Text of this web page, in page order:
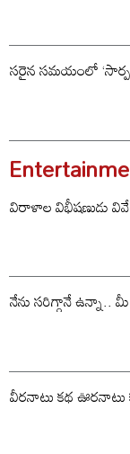
సరైన సమయంలో
విరాళాల విభీషణుడు
నేను సరిగ్గానే ఉన్నా..
వీరనాటు కథ ఊరనాటు